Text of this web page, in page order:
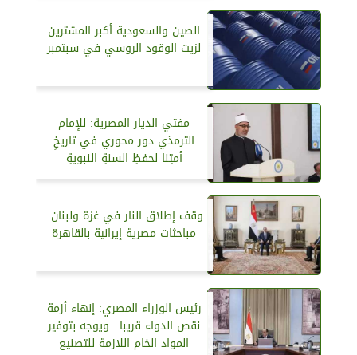
الصين والسعودية أكبر المشترين
لزيت الوقود الروسي في سبتمبر
مفتي الديار المصرية: للإمام
الترمذي دور محوري في تاريخِ
أمتِنا لحفظِ السنةِ النبويةِ
وقف إطلاق النار في غزة ولبنان..
مباحثات مصرية إيرانية بالقاهرة
رئيس الوزراء المصري: إنهاء أزمة
نقص الدواء قريبا.. ويوجه بتوفير
المواد الخام اللازمة للتصنيع